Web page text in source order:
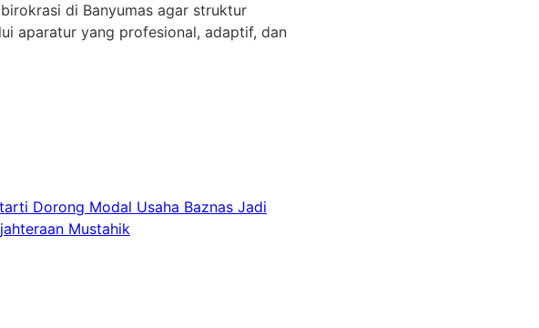
di Banyumas agar struktur
aparatur yang profesional, adaptif, dan
Dorong Modal Usaha Baznas Jadi
Mustahik